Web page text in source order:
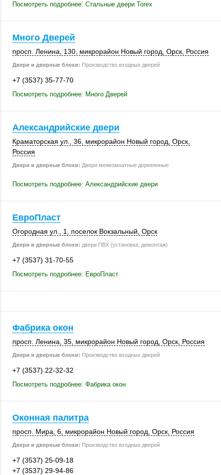
Посмотреть подробнее: Стальные двери Torex
Много Дверей
просп. Ленина 130 , микрорайон Новый город, Орск Россия
Двери и дверные блоки: Производство входных дверей
+7 (3537) 35-77-70
Посмотреть подробнее: Много Дверей
Александрийские двери
Краматорская ул., 36, микрорайон Новый город, Орск
Россия
Двери и дверные блоки: Двери межкомнатные деревянные
Посмотреть подробнее: Александрийские двери
ЕвроПласт
Огородная ул., 1 поселок Вокзальный Орск
Двери и дверные блоки: двери ПВХ (установка, демонтаж)
+7 (3537) 31-70-55
Посмотреть подробнее: ЕвроПласт
Фабрика окон
просп. Ленина, 35 , микрорайон Новый город, Орск Россия
Двери и дверные блоки: Производство входных дверей
+7 (3537) 22-32-32
Посмотреть подробнее: Фабрика окон
Оконная палитра
просп. Мира, 6 , микрорайон Новый город, Орск Россия
Двери и дверные блоки: Производство входных дверей
+7 (3537) 25-09-18
+7 (3537) 29-94-86